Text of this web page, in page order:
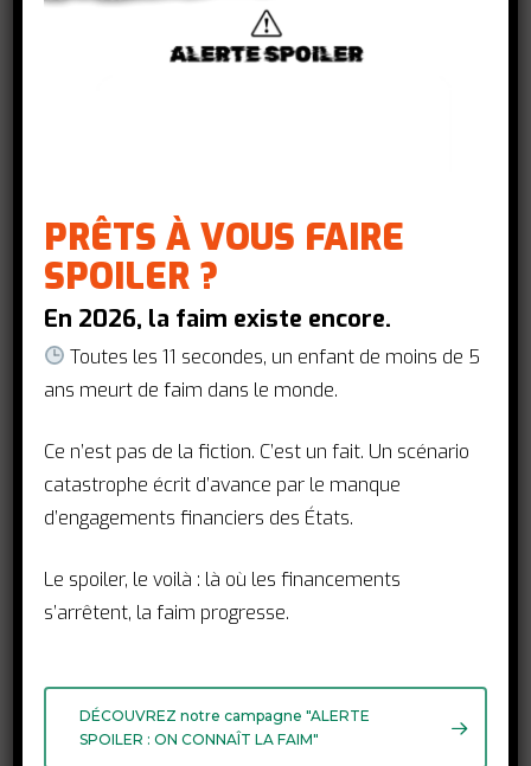
Si la situation sanitaire continue
de se dégrader au cours des
l’action et la solidarité
internationales
Par Pauline Véron, chargée de mission
junior au Programme des affaires
extérieures européennes et
Programme des migrations du Centre
développement
3 janvier 2022
PRÊTS À VOUS FAIRE
SPOILER ?
En 2026, la faim existe encore.
Toutes les 11 secondes, un enfant de moins de 5
ans meurt de faim dans le monde.
Ce n’est pas de la fiction. C’est un fait. Un scénario
catastrophe écrit d’avance par le manque
d’engagements financiers des États.
Le spoiler, le voilà : là où les financements
s’arrêtent, la faim progresse.
DÉCOUVREZ notre campagne "ALERTE
SPOILER : ON CONNAÎT LA FAIM"